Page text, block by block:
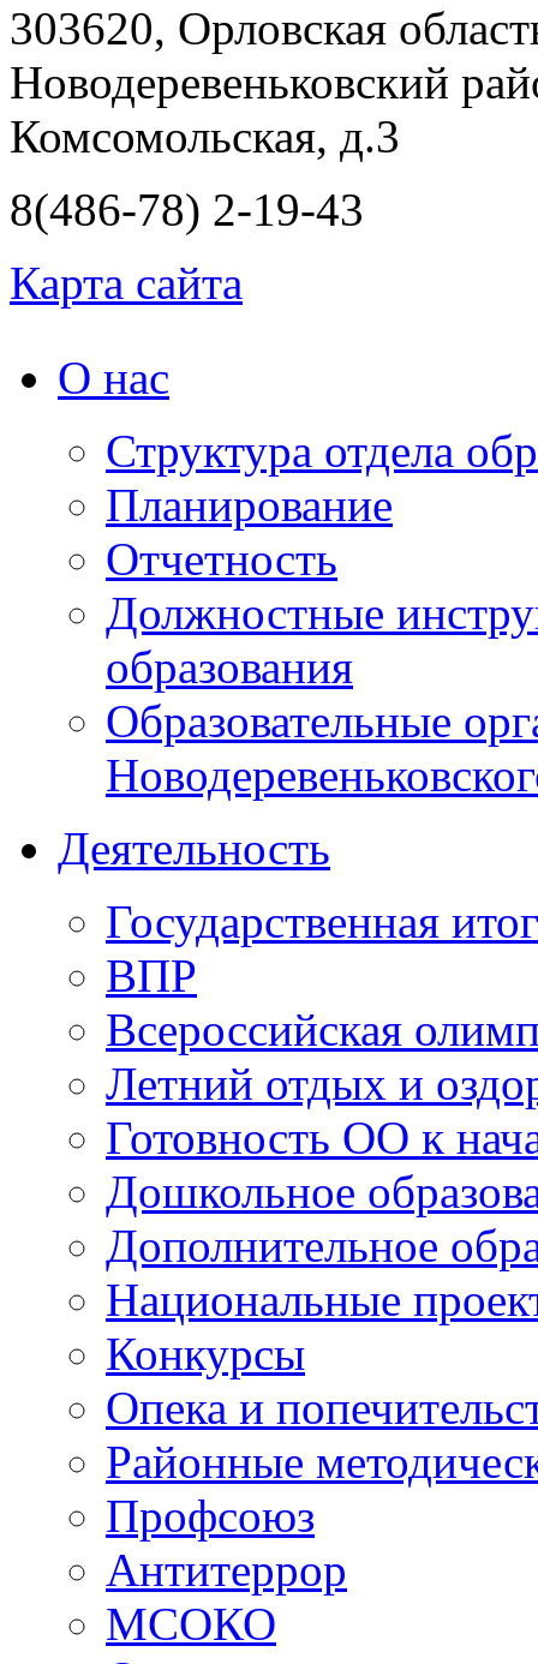
303620, Орловская
Новодеревеньковский
Комсомольская, д.3
8(486-78) 2-19-43
Карта сайта
О нас
Структура отдела
Планирование
Отчетность
Должностные
образования
Образовательные
Деятельность
Государственная
ВПР
Всероссийская
Летний отдых и
Готовность ОО к
Дошкольное
Дополнительное
Национальные
Конкурсы
Опека и
Районные
Профсоюз
Антитеррор
МСОКО